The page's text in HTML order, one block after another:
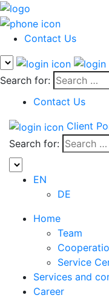
Contact Us
Search for:
Contact Us
Client
Search for:
EN
DE
Home
Team
Service
Services and
Career